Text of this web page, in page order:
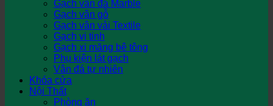
Gạch vân đá Marble
Gạch vân gỗ
Gạch vân vải Textile
Gạch vi tinh
Gạch xi măng bê tông
Phụ kiện lát gạch
Vân đá tự nhiên
Khóa cửa
Nội Thất
Phòng ăn